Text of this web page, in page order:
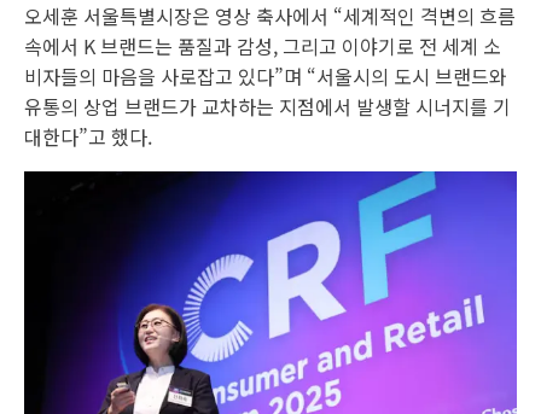
오세훈 서울특별시장은 영상 축사에서 “세계적인 격변의 흐름
속에서 K 브랜드는 품질과 감성, 그리고 이야기로 전 세계 소
비자들의 마음을 사로잡고 있다”며 “서울시의 도시 브랜드와
유통의 상업 브랜드가 교차하는 지점에서 발생할 시너지를 기
대한다”고 했다.